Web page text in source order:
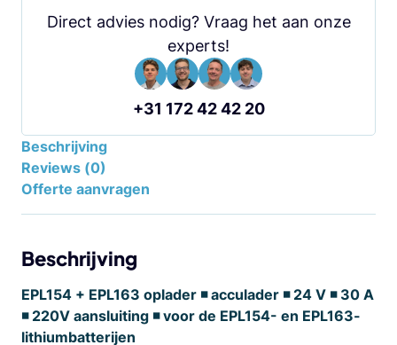
Direct advies nodig? Vraag het aan onze
experts!
+31 172 42 42 20
Beschrijving
Reviews (0)
Offerte aanvragen
Beschrijving
EPL154 + EPL163 oplader ◾ acculader ◾ 24 V ◾ 30 A
◾ 220V aansluiting ◾ voor de EPL154- en EPL163-
lithiumbatterijen